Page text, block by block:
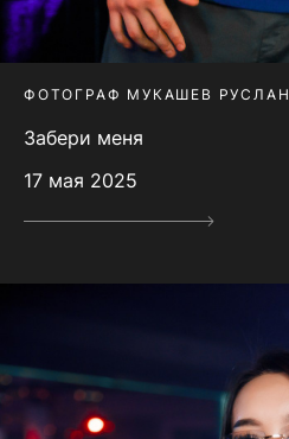
ФОТОГРАФ МУКАШЕВ РУСЛАН
Забери меня
17 мая 2025